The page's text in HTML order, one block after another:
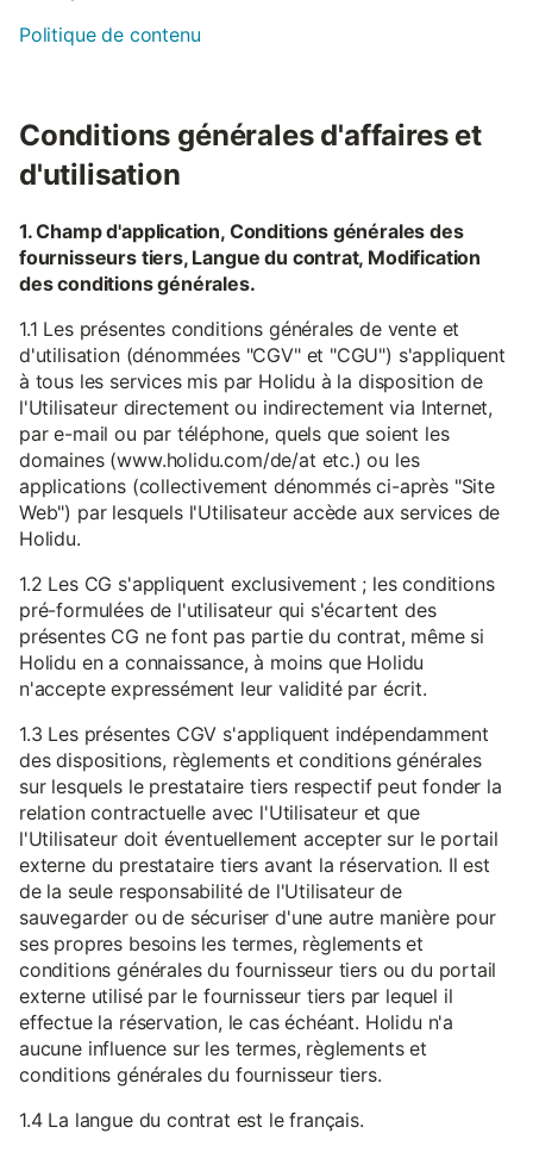
Politique de contenu
Conditions générales d'affaires et
d'utilisation
1. Champ d'application, Conditions générales des
fournisseurs tiers, Langue du contrat, Modification
des conditions générales.
1.1 Les présentes conditions générales de vente et
d'utilisation (dénommées "CGV" et "CGU") s'appliquent
à tous les services mis par Holidu à la disposition de
l'Utilisateur directement ou indirectement via Internet,
par e-mail ou par téléphone, quels que soient les
domaines (www.holidu.com/de/at etc.) ou les
applications (collectivement dénommés ci-après "Site
Web") par lesquels l'Utilisateur accède aux services de
Holidu.
1.2 Les CG s'appliquent exclusivement ; les conditions
pré-formulées de l'utilisateur qui s'écartent des
présentes CG ne font pas partie du contrat, même si
Holidu en a connaissance, à moins que Holidu
n'accepte expressément leur validité par écrit.
1.3 Les présentes CGV s'appliquent indépendamment
des dispositions, règlements et conditions générales
sur lesquels le prestataire tiers respectif peut fonder la
relation contractuelle avec l'Utilisateur et que
l'Utilisateur doit éventuellement accepter sur le portail
externe du prestataire tiers avant la réservation. Il est
de la seule responsabilité de l'Utilisateur de
sauvegarder ou de sécuriser d'une autre manière pour
ses propres besoins les termes, règlements et
conditions générales du fournisseur tiers ou du portail
externe utilisé par le fournisseur tiers par lequel il
effectue la réservation, le cas échéant. Holidu n'a
aucune influence sur les termes, règlements et
conditions générales du fournisseur tiers.
1.4 La langue du contrat est le français.